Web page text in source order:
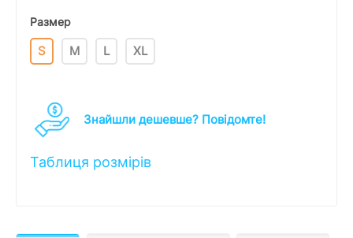
Размер
S M L XL
Знайшли дешевше? Повідомте!
Таблиця розмірів